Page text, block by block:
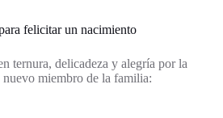
felicitar un nacimiento
ternura, delicadeza y alegría por la
nuevo miembro de la familia: